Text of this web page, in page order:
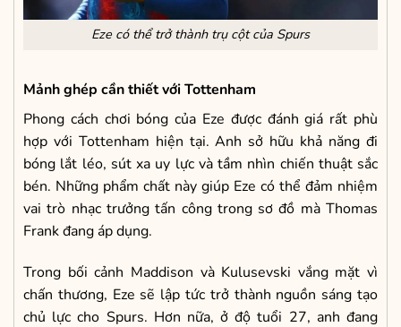
Eze có thể trở thành trụ cột của Spurs
Mảnh ghép cần thiết với Tottenham
Phong cách chơi bóng của Eze được đánh giá rất phù
hợp với Tottenham hiện tại. Anh sở hữu khả năng đi
bóng lắt léo, sút xa uy lực và tầm nhìn chiến thuật sắc
bén. Những phẩm chất này giúp Eze có thể đảm nhiệm
vai trò nhạc trưởng tấn công trong sơ đồ mà Thomas
Frank đang áp dụng.
Trong bối cảnh Maddison và Kulusevski vắng mặt vì
chấn thương, Eze sẽ lập tức trở thành nguồn sáng tạo
chủ lực cho Spurs. Hơn nữa, ở độ tuổi 27, anh đang